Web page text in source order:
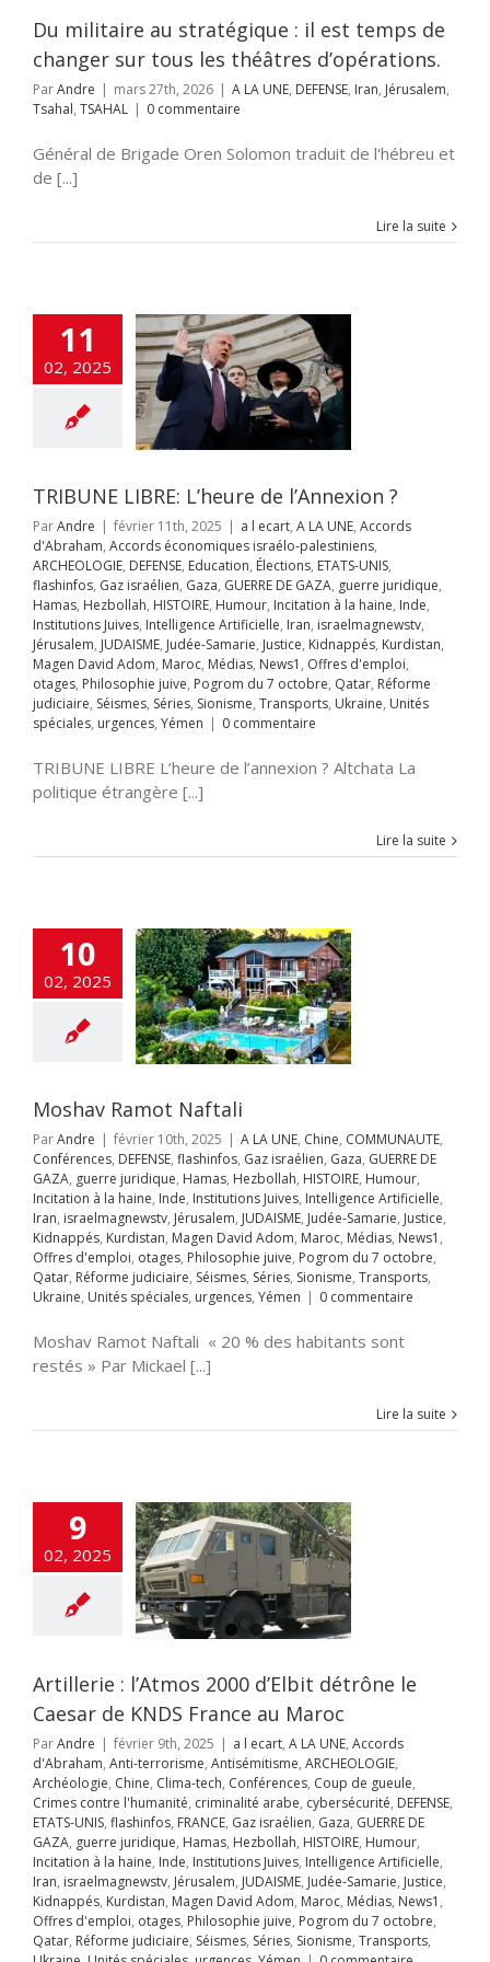
Du militaire au stratégique : il est temps de
changer sur tous les théâtres d’opérations.
ParAndre | mars 27th, 2026 | A LA UNE, DEFENSE, Iran, Jérusalem,
Tsahal, TSAHAL | 0 commentaire
Général de Brigade Oren Solomon traduit de l'hébreu et
de [...]
Lire la suite
11
02, 2025
?
LA UNE Accords
Accords
Gaza GUERRE DE
juridique
Hezbollah
Humour
à la haine Inde
Juives
Artificielle
Justice
Kurdistan
Adom Maroc
News1 Offres
otages
juive Pogrom
Qatar
judiciaire
Séries Sionisme
Ukraine Unités
urgences Yémen
TRIBUNE LIBRE: L’heure de l’Annexion ?
ParAndre | février 11th, 2025 | a l ecart, A LA UNE, Accords
d'Abraham, Accords économiques israélo-palestiniens,
ARCHEOLOGIE, DEFENSE, Education, Élections, ETATS-UNIS,
flashinfos, Gaz israélien, Gaza, GUERRE DE GAZA, guerre juridique,
Hamas, Hezbollah, HISTOIRE, Humour, Incitation à la haine, Inde,
Institutions Juives, Intelligence Artificielle, Iran, israelmagnewstv,
Jérusalem, JUDAISME, Judée-Samarie, Justice, Kidnappés, Kurdistan,
Magen David Adom, Maroc, Médias, News1 , Offres d'emploi,
otages, Philosophie juive, Pogrom du 7 octobre, Qatar, Réforme
judiciaire, Séismes, Séries, Sionisme, Transports, Ukraine, Unités
spéciales, urgences, Yémen | 0 commentaire
TRIBUNE LIBRE L’heure de l’annexion ? Altchata La
politique étrangère [...]
Lire la suite
10
02, 2025
Ramot Naftali
UNE
HISTOIRE
Incitation à la
Institutions
Intelligence
Iran
JUDAISME
Adom
Maroc
News1 Offres
otages
juive Pogrom
Qatar
judiciaire
Séries Sionisme
Ukraine Unités
urgences Yémen
Moshav Ramot Naftali
ParAndre | février 10th, 2025 | A LA UNE, Chine, COMMUNAUTE,
Conférences, DEFENSE, flashinfos, Gaz israélien, Gaza, GUERRE DE
GAZA, guerre juridique, Hamas, Hezbollah, HISTOIRE, Humour,
Incitation à la haine, Inde, Institutions Juives, Intelligence Artificielle,
Iran, israelmagnewstv, Jérusalem, JUDAISME, Judée-Samarie, Justice,
Kidnappés, Kurdistan, Magen David Adom, Maroc, Médias, News1 ,
Offres d'emploi, otages, Philosophie juive, Pogrom du 7 octobre,
Qatar, Réforme judiciaire, Séismes, Séries, Sionisme, Transports,
Ukraine, Unités spéciales, urgences, Yémen | 0 commentaire
Moshav Ramot Naftali « 20 % des habitants sont
restés » Par Mickael [...]
Lire la suite
9
02, 2025
: l’Atmos 2000
détrône le
KNDS France
LA UNE Accords
Anti-
cybersécurité
ETATS-UNIS
Gaz
GUERRE DE
Hezbollah
Humour
Artificielle Iran
JUDAISME
Justice
Kurdistan
Adom Maroc
News1 Offres
otages
juive Pogrom
Qatar
judiciaire
Séries Sionisme
Ukraine
Unités
urgences Yémen
Artillerie : l’Atmos 2000 d’Elbit détrône le
Caesar de KNDS France au Maroc
ParAndre | février 9th, 2025 | a l ecart, A LA UNE, Accords
d'Abraham, Anti-terrorisme, Antisémitisme, ARCHEOLOGIE,
Archéologie, Chine, Clima-tech, Conférences, Coup de gueule,
Crimes contre l'humanité, criminalité arabe, cybersécurité, DEFENSE,
ETATS-UNIS, flashinfos, FRANCE, Gaz israélien, Gaza, GUERRE DE
GAZA, guerre juridique, Hamas, Hezbollah, HISTOIRE, Humour,
Incitation à la haine, Inde, Institutions Juives, Intelligence Artificielle,
Iran, israelmagnewstv, Jérusalem, JUDAISME, Judée-Samarie, Justice,
Kidnappés, Kurdistan, Magen David Adom, Maroc, Médias, News1 ,
Offres d'emploi, otages, Philosophie juive, Pogrom du 7 octobre,
Qatar, Réforme judiciaire, Séismes, Séries, Sionisme, Transports,
s’installe en